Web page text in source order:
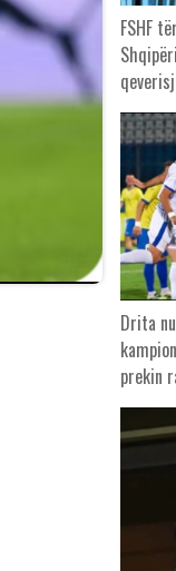
FSHF
Drita
prekin